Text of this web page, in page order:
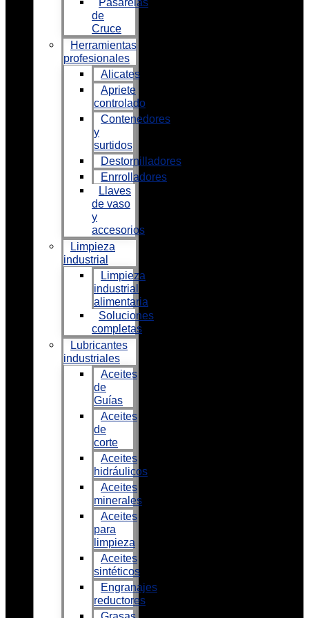
Pasarelas
de
Cruce
Herramientas
profesionales
Alicates
Apriete
controlado
Contenedores
y
surtidos
Destornilladores
Enrrolladores
Llaves
de vaso
y
accesorios
Limpieza
industrial
Limpieza
industrial
alimentaria
Soluciones
completas
Lubricantes
industriales
Aceites
de
Guías
Aceites
de
corte
Aceites
hidráulicos
Aceites
minerales
Aceites
para
limpieza
Aceites
sintéticos
Engranajes
reductores